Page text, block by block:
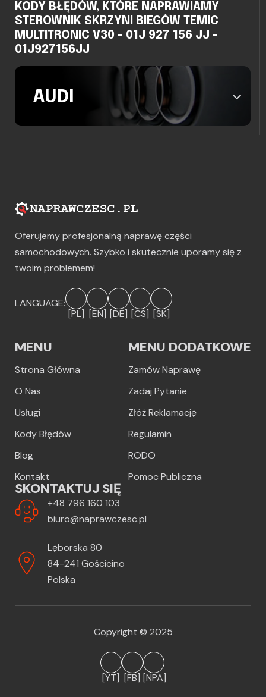
KODY BŁĘDÓW, KTÓRE NAPRAWIAMY
STEROWNIK SKRZYNI BIEGÓW TEMIC
MULTITRONIC V30 - 01J 927 156 JJ -
01J927156JJ
AUDI
Oferujemy profesjonalną naprawę części
samochodowych. Szybko i skutecznie uporamy się z
twoim problemem!
LANGUAGE:
[PL] [EN] [DE] [CS] [SK]
MENU
Strona Główna
O Nas
Usługi
Kody Błędów
Blog
Kontakt
MENU DODATKOWE
Zamów Naprawę
Zadaj Pytanie
Złóż Reklamację
Regulamin
RODO
Pomoc Publiczna
SKONTAKTUJ SIĘ
+48 796 160 103
biuro@naprawczesc.pl
Lęborska 80
84-241 Gościcino
Polska
Copyright © 2025
[YT] [FB] [NPA]